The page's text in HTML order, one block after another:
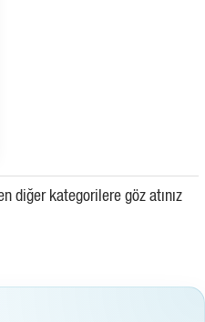
diğer kategorilere göz atınız